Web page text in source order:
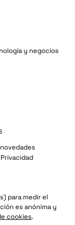
y negocios
para medir el
es anónima y
cookies.